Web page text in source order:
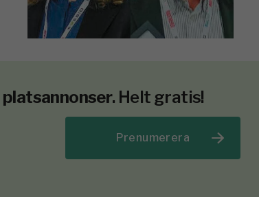
platsannonser. Helt gratis!
Prenumerera